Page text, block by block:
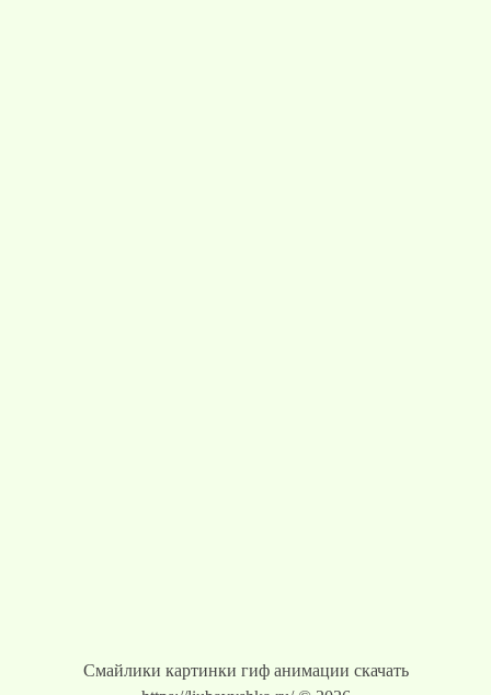
Смайлики картинки гиф анимации скачать